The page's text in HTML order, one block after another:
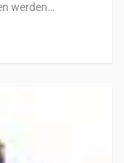
werden…